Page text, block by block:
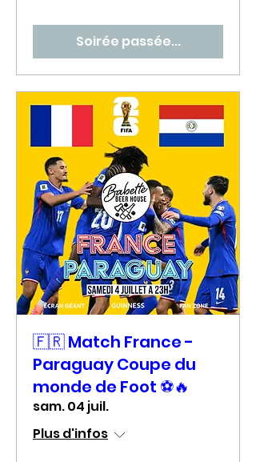
Soirée passée...
🇫🇷 Match France -
Paraguay Coupe du
monde de Foot ⚽🔥
sam. 04 juil.
Plus d'infos